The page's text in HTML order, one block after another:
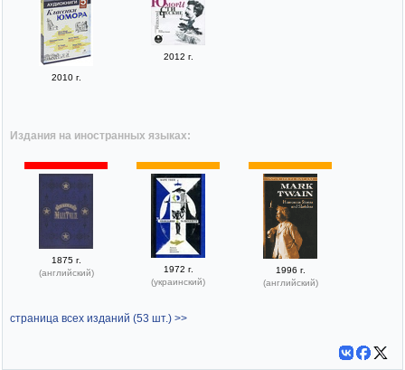
2010 г.
2012 г.
Издания на иностранных языках:
1875 г.
(английский)
1972 г.
(украинский)
1996 г.
(английский)
страница всех изданий (53 шт.) >>